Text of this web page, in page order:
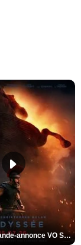
L'Odyssée Bande-annonce VO STFR